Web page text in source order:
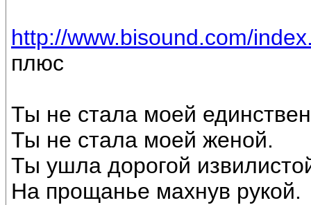
http://www.bisound.com/
плюс
Ты не стала моей
Ты не стала моей женой.
Ты ушла дорогой
На прощанье махнув рукой.